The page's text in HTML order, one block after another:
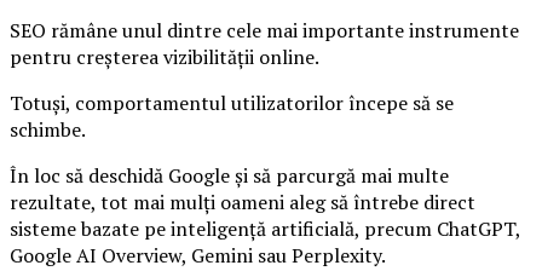
SEO rămâne unul dintre cele mai importante instrumente
pentru creșterea vizibilității online.
Totuși, comportamentul utilizatorilor începe să se
schimbe.
În loc să deschidă Google și să parcurgă mai multe
rezultate, tot mai mulți oameni aleg să întrebe direct
sisteme bazate pe inteligență artificială, precum ChatGPT,
Google AI Overview, Gemini sau Perplexity.